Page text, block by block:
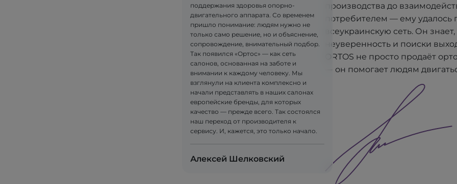
поддержания здоровья опорно-
двигательного аппарата. Со временем
пришло понимание: людям нужно не
только само решение, но и объяснение,
сопровождение, внимательный подбор.
Так появился «Ортос» — как сеть
салонов, основанная на заботе и
внимании к каждому человеку. Мы
взглянули на клиента комплексно и
начали представлять в наших салонах
европейские бренды, для которых
качество — прежде всего. Так состоялся
наш переход от производителя к
сервису. И, кажется, это только начало.
Алексей Шелковский
производства до
потребителем — ему удалось
всеукраинскую сеть. Он
неуверенность и поиски
ORTOS не просто продаёт
— он помогает людям